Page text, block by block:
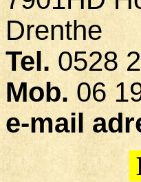
Drenthe
Tel. 0528
Mob. 06
e-mail